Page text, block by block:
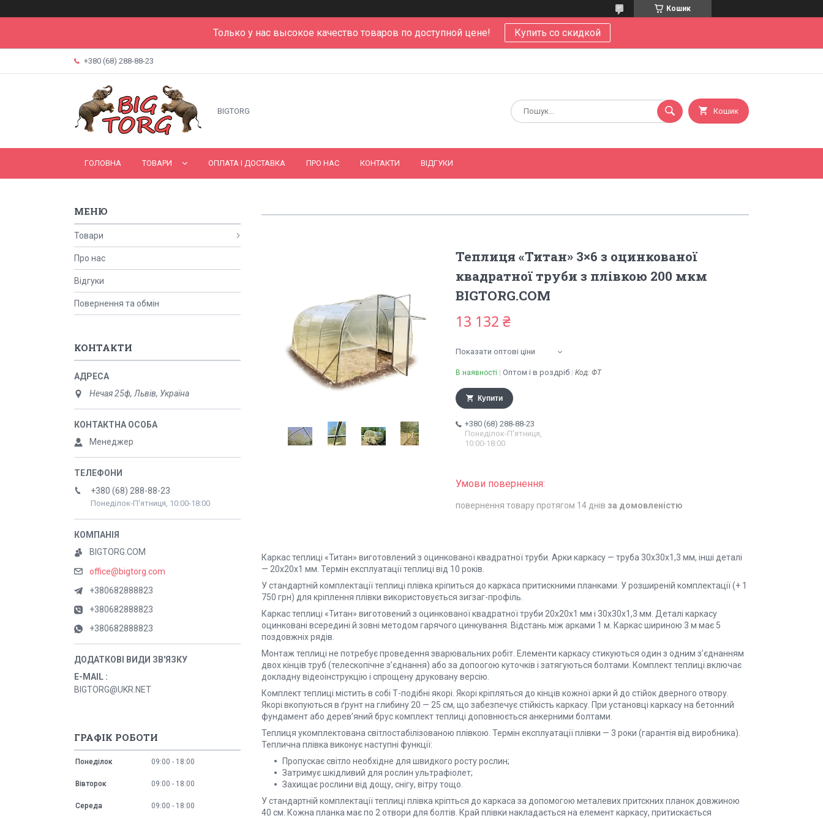
Кошик
Только у нас высокое качество товаров по доступной цене! Купить со скидкой
+380 (68) 288-88-23
BIGTORG Кошик
ГОЛОВНА ТОВАРИ ОПЛАТА І ДОСТАВКА ПРО НАС КОНТАКТИ ВІДГУКИ
Теплиця «Титан» 3×6 з оцинкованої
квадратної труби з плівкою 200 мкм
BIGTORG.COM
13 132 ₴
Показати оптові ціни
В наявності Оптом і в роздріб Код: ФТ
Купити
+380 (68) 288-88-23
Понеділок-П'ятниця,
10:00-18:00
повернення товару протягом 14 днів за домовленістю
Каркас теплиці «Титан» виготовлений з оцинкованої квадратної труби. Арки каркасу — труба 30х30х1,3 мм, інші деталі
— 20х20х1 мм. Термін експлуатації теплиці від 10 років.
У стандартній комплектації теплиці плівка кріпиться до каркаса притискними планками. У розширеній комплектації (+ 1
750 грн) для кріплення плівки використовується зигзаг-профіль.
Каркас теплиці «Титан» виготовений з оцинкованої квадратної труби 20х20х1 мм і 30х30х1,3 мм. Деталі каркасу
оцинковані всередині й зовні методом гарячого цинкування. Відстань між арками 1 м. Каркас шириною 3 м має 5
поздовжніх рядів.
Монтаж теплиці не потребує проведення зварювальних робіт. Елементи каркасу стикуються один з одним з’єднанням
двох кінців труб (телескопічне з’єднання) або за допоогою куточків і затягуються болтами. Комплект теплиці включає
докладну відеоінструкцію і спрощену друковану версію.
Комплект теплиці містить в собі Т-подібні якорі. Якорі кріпляться до кінців кожної арки й до стійок дверного отвору.
Якорі вкопуються в ґрунт на глибину 20 — 25 см, що забезпечує стійкість каркасу. При установці каркасу на бетонний
фундамент або дерев’яний брус комплект теплиці доповнюється анкерними болтами.
Теплиця укомплектована світлостабілізованою плівкою. Термін експлуатації плівки — 3 роки (гарантія від виробника).
Теплична плівка виконує наступні функції:
Пропускає світло необхідне для швидкого росту рослин;
Затримує шкідливий для рослин ультрафіолет;
Захищає рослини від дощу, снігу, вітру тощо.
У стандартній комплектації теплиці плівка кріпться до каркаса за допомогою металевих притскних планок довжиною
40 см. Кожна планка має по 2 отвори для болтів. Край плівки накладається на елемент каркасу, притискається
Товари
Про нас
Відгуки
Повернення та обмін
КОНТАКТИ
Нечая 25ф, Львів, Україна
Менеджер
+380 (68) 288-88-23
Понеділок-П'ятниця, 10:00-18:00
BIGTORG.COM
office@bigtorg.com
+380682888823
+380682888823
+380682888823
E-MAIL
BIGTORG@UKR.NET
ГРАФІК РОБОТИ
Понеділок 09:00 18:00
Вівторок 09:00 18:00
Середа 09:00 18:00